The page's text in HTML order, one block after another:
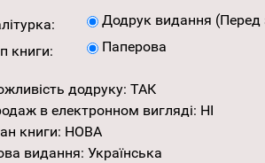
Додрук видання (Перед
книги:
Паперова
додруку: ТАК
в електронном вигляді: НІ
книги: НОВА
видання: Українська